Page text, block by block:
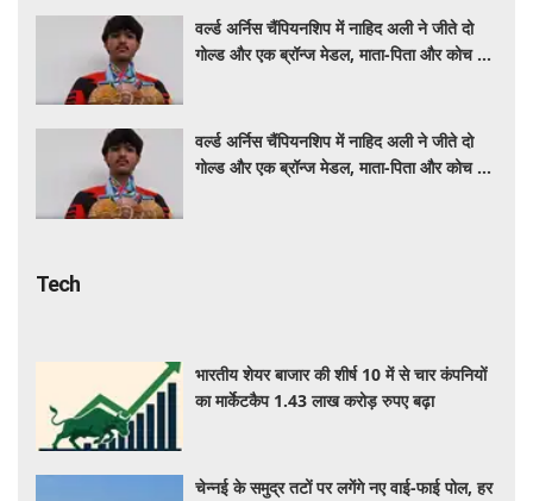
वर्ल्ड अर्निस चैंपियनशिप में नाहिद अली ने जीते दो
गोल्ड और एक ब्रॉन्ज मेडल, माता-पिता और कोच को
वर्ल्ड अर्निस चैंपियनशिप में नाहिद अली ने जीते दो
गोल्ड और एक ब्रॉन्ज मेडल, माता-पिता और कोच को
Tech
भारतीय शेयर बाजार की शीर्ष 10 में से चार कंपनियों
का मार्केटकैप 1.43 लाख करोड़ रुपए बढ़ा
चेन्नई के समुद्र तटों पर लगेंगे नए वाई-फाई पोल, हर